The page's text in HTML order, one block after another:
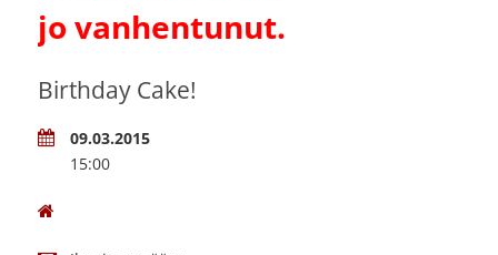
jo vanhentunut.
Birthday Cake!
09.03.2015
15:00